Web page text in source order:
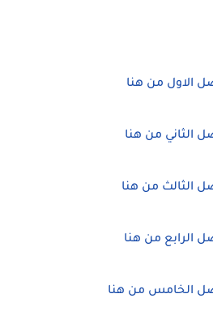
الاول من هنا
الثاني من هنا
الثالث من هنا
الرابع من هنا
الخامس من هنا